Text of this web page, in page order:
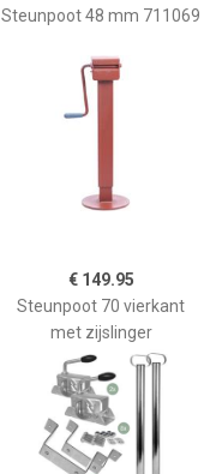
Steunpoot 48 mm 711069
€ 149.95
Steunpoot 70 vierkant
met zijslinger